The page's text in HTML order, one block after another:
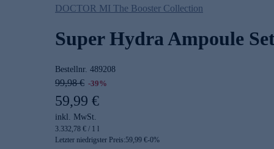
DOCTOR MI The Booster Collection
Super Hydra Ampoule
Bestellnr. 489208
99,98 € -39%
59,99 €
inkl. MwSt.
3.332,78 € / 1 l
Letzter niedrigster Preis:59,99 €-0%